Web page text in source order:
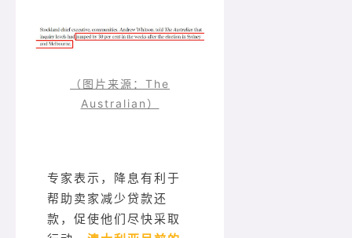
（图片来源：The
Australian）
专家表示，降息有利于
帮助卖家减少贷款还
款，促使他们尽快采取